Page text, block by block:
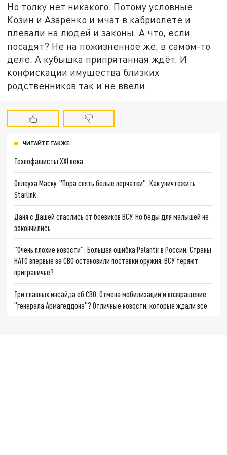
Но толку нет никакого. Потому условные
Козин и Азаренко и мчат в кабриолете и
плевали на людей и законы. А что, если
посадят? Не на пожизненное же, в самом-то
деле. А кубышка припрятанная ждёт. И
конфискации имущества близких
родственников так и не ввели.
ЧИТАЙТЕ ТАКЖЕ:
Технофашисты XXI века
Оплеуха Маску. "Пора снять белые перчатки": Как уничтожить
Starlink
Даня с Дашей спаслись от боевиков ВСУ. Но беды для малышей не
закончились
"Очень плохие новости": Большая ошибка Palantir в России. Страны
НАТО впервые за СВО остановили поставки оружия. ВСУ теряют
приграничье?
Три главных инсайда об СВО. Отмена мобилизации и возвращение
"генерала Армагеддона"? Отличные новости, которые ждали все